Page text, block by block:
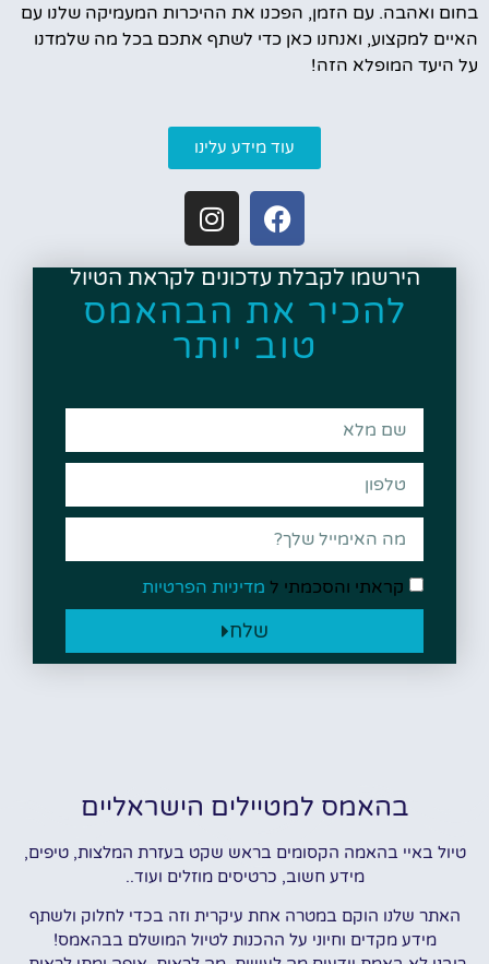
בחום ואהבה. עם הזמן, הפכנו את ההיכרות המעמיקה שלנו עם
האיים למקצוע, ואנחנו כאן כדי לשתף אתכם בכל מה שלמדנו
על היעד המופלא הזה!
עוד מידע עלינו
הירשמו לקבלת עדכונים לקראת הטיול
להכיר את הבהאמס
טוב יותר
קראתי והסכמתי ל מדיניות הפרטיות
שלח
בהאמס למטיילים הישראליים
טיול באיי בהאמה הקסומים בראש שקט בעזרת המלצות, טיפים,
מידע חשוב, כרטיסים מוזלים ועוד..
האתר שלנו הוקם במטרה אחת עיקרית וזה בכדי לחלוק ולשתף
מידע מקדים וחיוני על ההכנות לטיול המושלם בבהאמס!